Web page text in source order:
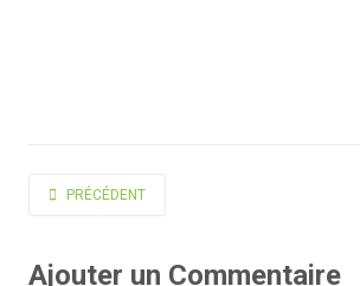
ARTICLE PRÉCÉDENT : NOS COLLÈGUES
PRÉCÉDENT
Ajouter un Commentaire